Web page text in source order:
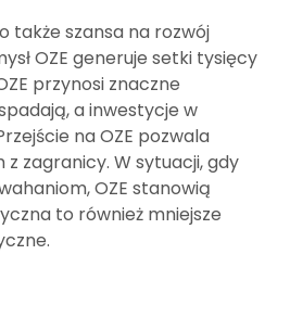
także szansa na rozwój
OZE generuje setki tysięcy
przynosi znaczne
a inwestycje w
na OZE pozwala
zagranicy. W sytuacji, gdy
OZE stanowią
to również mniejsze